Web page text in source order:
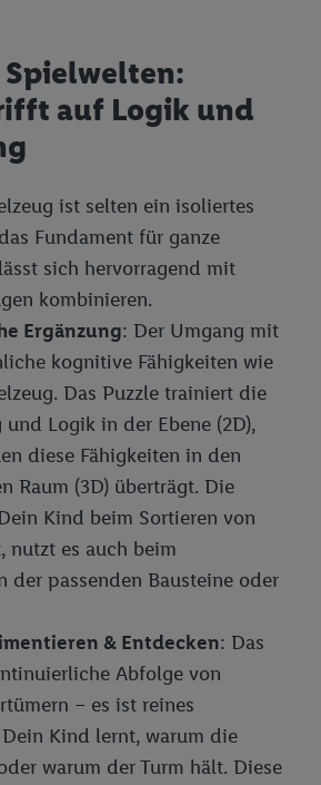
auf Logik und
ist selten ein isoliertes
Fundament für ganze
sich hervorragend mit
kombinieren.
Ergänzung: Der Umgang mit
kognitive Fähigkeiten wie
Das Puzzle trainiert die
Logik in der Ebene (2D),
diese Fähigkeiten in den
Raum (3D) überträgt. Die
Kind beim Sortieren von
nutzt es auch beim
der passenden Bausteine oder
& Entdecken: Das
Abfolge von
– es ist reines
Kind lernt, warum die
warum der Turm hält. Diese